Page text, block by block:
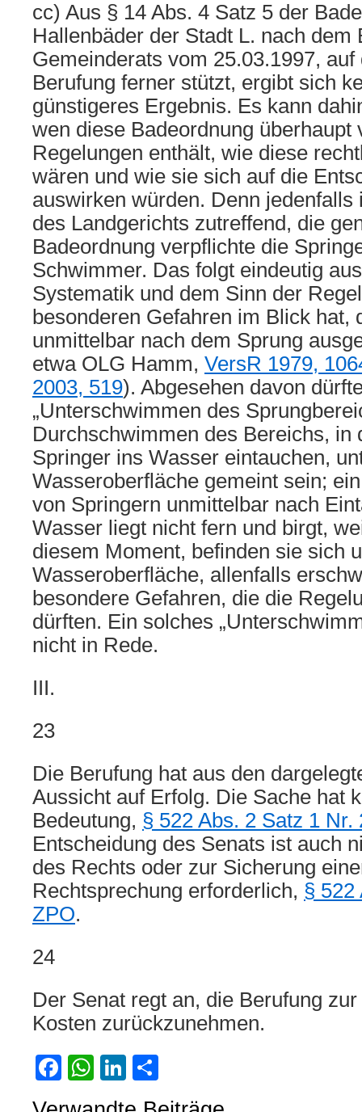
cc) Aus § 14 Abs. 4 Satz 5 der
Hallenbäder der Stadt L. nach dem
Gemeinderats vom 25.03.1997, auf
Berufung ferner stützt, ergibt sich
günstigeres Ergebnis. Es kann
wen diese Badeordnung überhaupt
Regelungen enthält, wie diese
wären und wie sie sich auf die
auswirken würden. Denn jedenfalls
des Landgerichts zutreffend, die
Badeordnung verpflichte die
Schwimmer. Das folgt eindeutig
Systematik und dem Sinn der
besonderen Gefahren im Blick hat,
unmittelbar nach dem Sprung
etwa OLG Hamm, VersR 1979,
2003, 519). Abgesehen davon
„Unterschwimmen des
Durchschwimmen des Bereichs, in
Springer ins Wasser eintauchen,
Wasseroberfläche gemeint sein;
von Springern unmittelbar nach
Wasser liegt nicht fern und birgt,
diesem Moment, befinden sie sich
Wasseroberfläche, allenfalls
besondere Gefahren, die die
dürften. Ein solches
nicht in Rede.
III.
23
Die Berufung hat aus den
Aussicht auf Erfolg. Die Sache hat
Bedeutung, § 522 Abs. 2 Satz 1 Nr.
Entscheidung des Senats ist auch
des Rechts oder zur Sicherung
Rechtsprechung erforderlich, § 522
ZPO.
24
Der Senat regt an, die Berufung
Kosten zurückzunehmen.
Facebook
WhatsApp
LinkedIn